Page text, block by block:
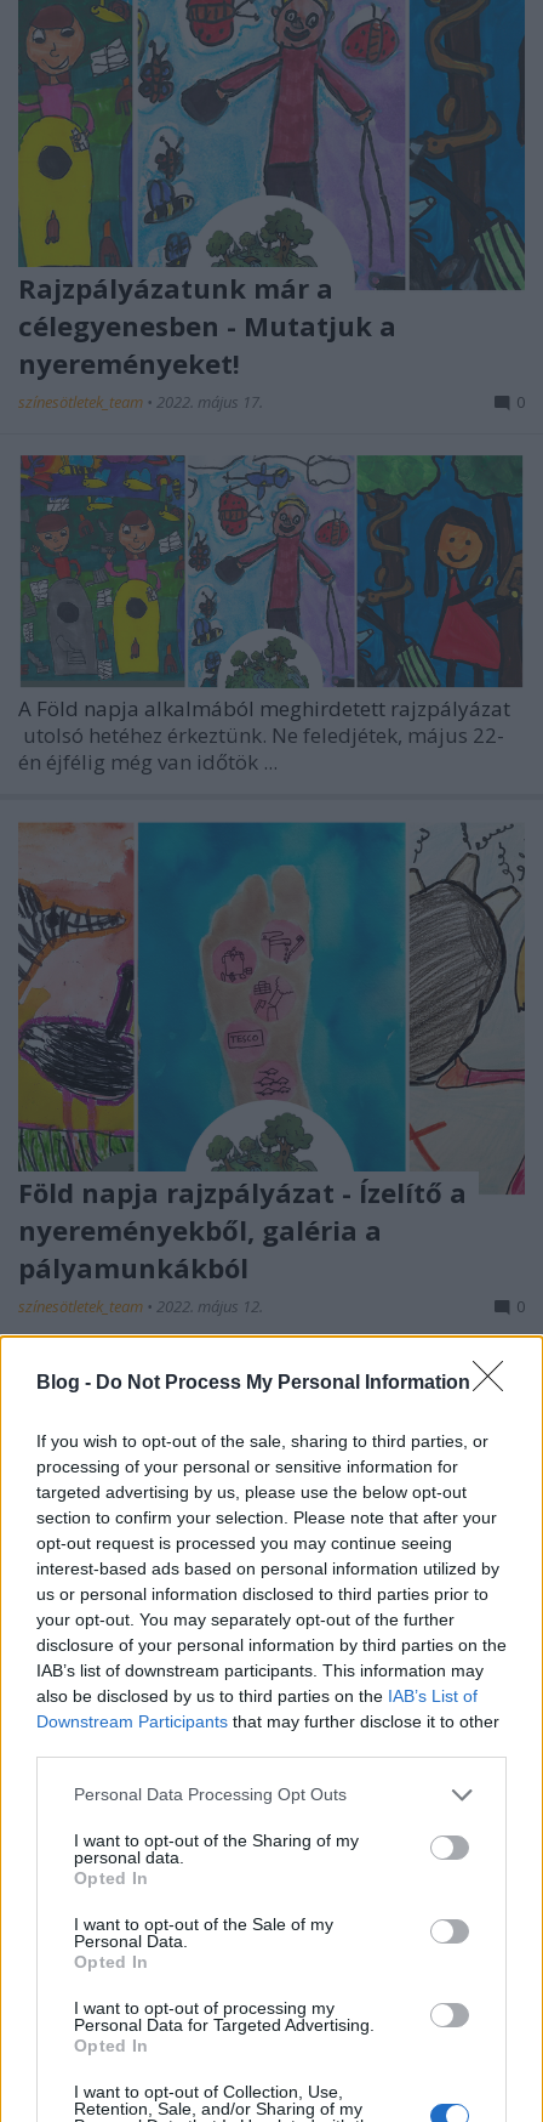
Blog - Do Not Process My Personal Information
If you wish to opt-out of the sale, sharing to third parties, or
processing of your personal or sensitive information for
targeted advertising by us, please use the below opt-out
section to confirm your selection. Please note that after your
opt-out request is processed you may continue seeing
interest-based ads based on personal information utilized by
us or personal information disclosed to third parties prior to
your opt-out. You may separately opt-out of the further
disclosure of your personal information by third parties on the
IAB’s list of downstream participants. This information may
also be disclosed by us to third parties on the IAB’s List of
Downstream Participants that may further disclose it to other
Please note that this website/app uses one or more Google
not limited to your visit or usage behaviour. You may click to
grant or deny consent to Google and its third-party tags to
use your data for below specified purposes in below Google
consent section.
Personal Data Processing Opt Outs
I want to opt-out of the Sharing of my
personal data.
Opted In
I want to opt-out of the Sale of my
Personal Data.
Opted In
I want to opt-out of processing my
Personal Data for Targeted Advertising.
Opted In
I want to opt-out of Collection, Use,
Retention, Sale, and/or Sharing of my
Rajzpályázatunk már a
célegyenesben - Mutatjuk a
nyereményeket!
színesötletek_team • 2022. május 17. 0
A Föld napja alkalmából meghirdetett rajzpályázat
utolsó hetéhez érkeztünk. Ne feledjétek, május 22-
én éjfélig még van időtök ...
Föld napja rajzpályázat - Ízelítő a
nyereményekből, galéria a
pályamunkákból
színesötletek_team • 2022. május 12. 0
Legnagyobb örömünkre folyamatosan és szép
számmal érkeznek a pályamunkák kisebbektől és
nagyobbaktól egyaránt.A Föld napja alkalmából ...
Föld napja rajzpályázat - Érkeznek a